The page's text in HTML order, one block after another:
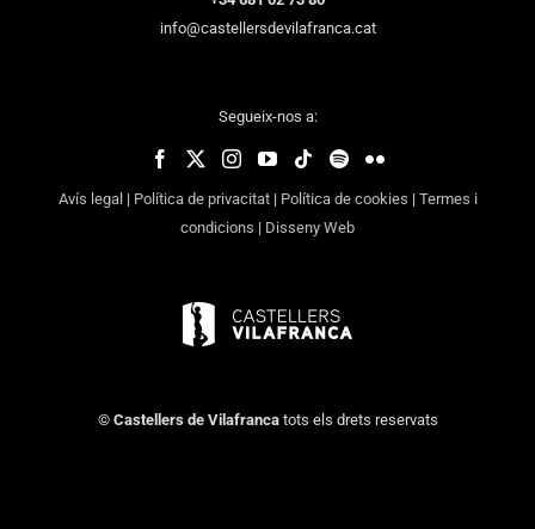
info@castellersdevilafranca.cat
Segueix-nos a:
Avís legal | Política de privacitat| Política de cookies | Termes i
condicions | Disseny Web
© Castellers de Vilafrancatots els drets reservats